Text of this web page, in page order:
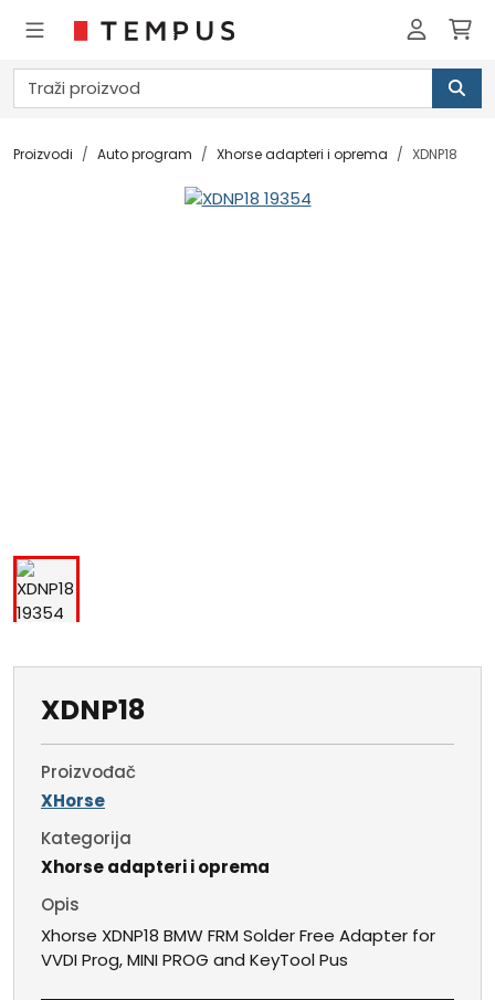
Proizvodi Auto program Xhorse adapteri i oprema XDNP18
XDNP18
Proizvođač
XHorse
Kategorija
Xhorse adapteri i oprema
Opis
Xhorse XDNP18 BMW FRM Solder Free Adapter for
VVDI Prog, MINI PROG and KeyTool Pus